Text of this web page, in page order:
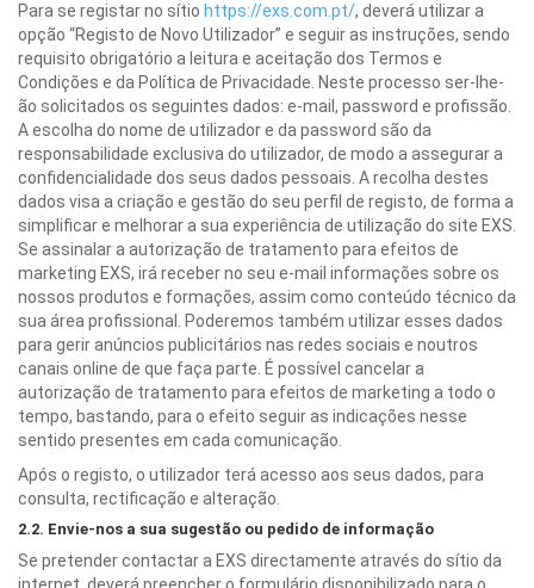
Para se registar no sítio https://exs.com.pt/, deverá utilizar a
opção “Registo de Novo Utilizador” e seguir as instruções, sendo
requisito obrigatório a leitura e aceitação dos Termos e
Condições e da Política de Privacidade. Neste processo ser-lhe-
ão solicitados os seguintes dados: e-mail, password e profissão.
A escolha do nome de utilizador e da password são da
responsabilidade exclusiva do utilizador, de modo a assegurar a
confidencialidade dos seus dados pessoais. A recolha destes
dados visa a criação e gestão do seu perfil de registo, de forma a
simplificar e melhorar a sua experiência de utilização do site EXS.
Se assinalar a autorização de tratamento para efeitos de
marketing EXS, irá receber no seu e-mail informações sobre os
nossos produtos e formações, assim como conteúdo técnico da
sua área profissional. Poderemos também utilizar esses dados
para gerir anúncios publicitários nas redes sociais e noutros
canais online de que faça parte. É possível cancelar a
autorização de tratamento para efeitos de marketing a todo o
tempo, bastando, para o efeito seguir as indicações nesse
sentido presentes em cada comunicação.
Após o registo, o utilizador terá acesso aos seus dados, para
consulta, rectificação e alteração.
2.2. Envie-nos a sua sugestão ou pedido de informação
Se pretender contactar a EXS directamente através do sítio da